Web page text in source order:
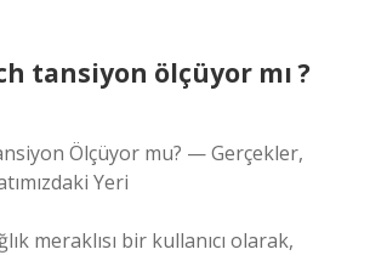
tansiyon ölçüyor mı ?
Ölçüyor mu? — Gerçekler,
Yeri
meraklısı bir kullanıcı olarak,